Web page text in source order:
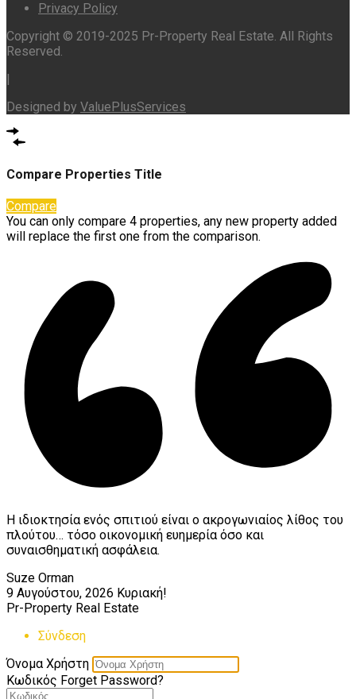
Privacy Policy
Copyright © 2019-2025 Pr-Property Real Estate. All Rights
Reserved.
Designed by ValuePlusServices
Compare Properties Title
Compare
You can only compare 4 properties, any new property added
will replace the first one from the comparison.
Η ιδιοκτησία ενός σπιτιού είναι ο ακρογωνιαίος λίθος του
πλούτου… τόσο οικονομική ευημερία όσο και
συναισθηματική ασφάλεια.
Suze Orman
9 Αυγούστου, 2026 Κυριακή!
Pr-Property Real Estate
Σύνδεση
Όνομα Χρήστη
Κωδικός Forget Password?